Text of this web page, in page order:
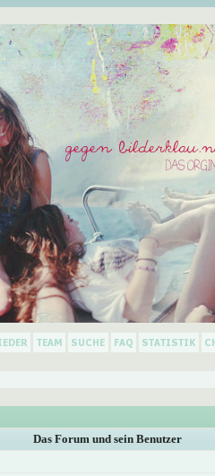
Das Forum und sein Benutzer